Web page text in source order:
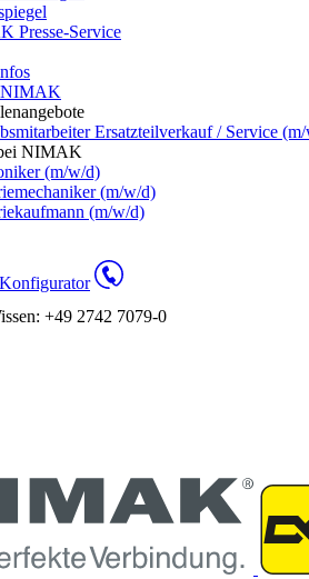
Presse-Service
NIMAK
Ersatzteilverkauf / Service
NIMAK
(m/w/d)
(m/w/d)
(m/w/d)
+49 2742 7079-0